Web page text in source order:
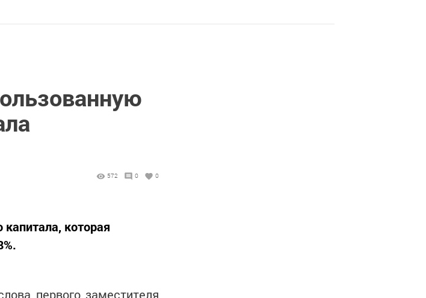
572 0 0
которая
первого заместителя